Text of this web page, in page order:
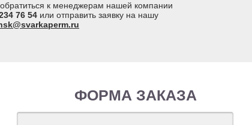
к менеджерам нашей компании
76 54 или отправить заявку на нашу
ФОРМА ЗАКАЗА